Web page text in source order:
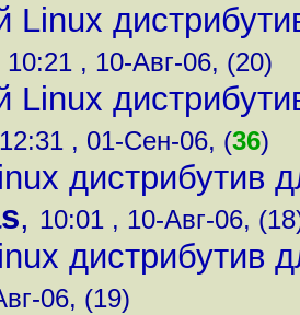
Linux
10:21 , 10-Авг-06, (20)
Linux
12:31 , 01-Сен-06, (36)
дистрибутив
, 10:01 , 10-Авг-06,
дистрибутив
06, (19)